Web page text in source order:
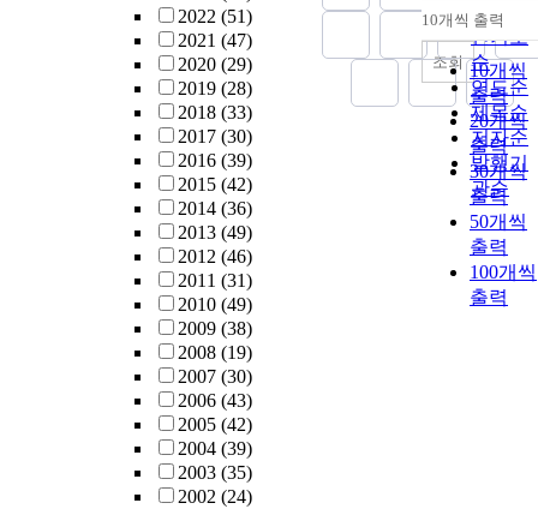
2022 (51)
2021 (47)
2020 (29)
2019 (28)
2018 (33)
2017 (30)
2016 (39)
2015 (42)
2014 (36)
2013 (49)
2012 (46)
2011 (31)
2010 (49)
2009 (38)
2008 (19)
2007 (30)
2006 (43)
2005 (42)
2004 (39)
2003 (35)
2002 (24)
순
인기도
순
연도순
제목순
저자순
발행기
관순
내림차
10개씩 출력
10개씩
출력
20개씩
출력
30개씩
출력
50개씩
출력
100개씩
출력
조회